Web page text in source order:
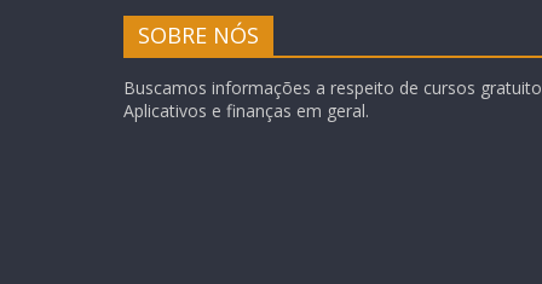
SOBRE NÓS
Buscamos informações a respeito de cursos
Aplicativos e finanças em geral.